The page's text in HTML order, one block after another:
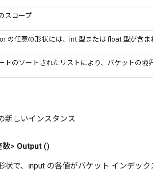
スコープ
の任意の形状には、int 型または float 型が含ま
トのソートされたリストにより、バケットの境
新しいインスタンス
数> Output ()
状で、input の各値がバケット インデッ